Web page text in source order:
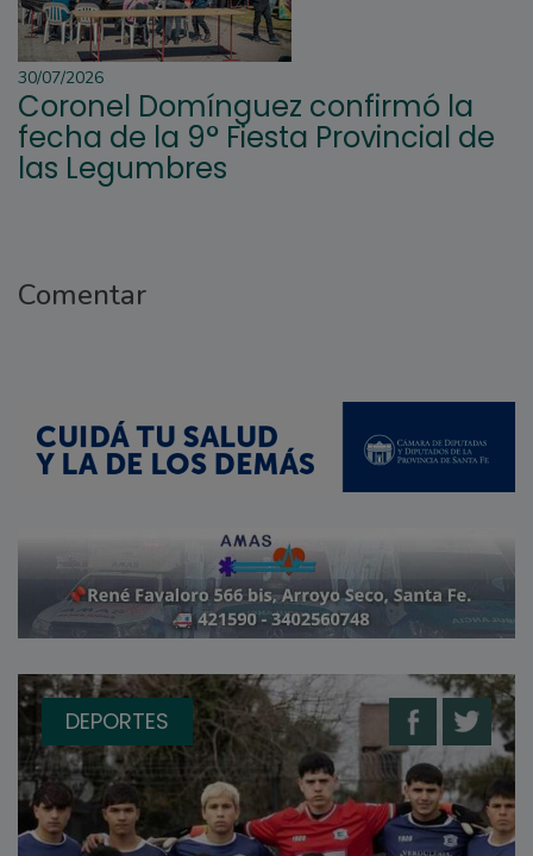
30/07/2026
Coronel Domínguez confirmó la
fecha de la 9° Fiesta Provincial de
las Legumbres
Comentar
DEPORTES